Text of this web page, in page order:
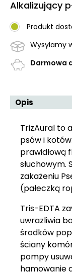
Alkalizujący
Produkt
Wysyłamy
Darmowa
Opis
TrizAural to
psów i
prawidłową
słuchowym.
zakażeniu
(pałeczką
Tris-EDTA
uwrażliwia
środków
ściany
pompy
hamowanie